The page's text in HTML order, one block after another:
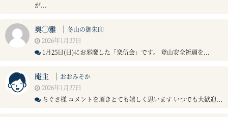
が...
奥◯雅 ｜ 冬山の御朱印
2026年1月27日
1月25日(日)にお邪魔した「楽伍会」です。 登山安全祈願を...
庵主 ｜ おおみそか
2026年1月27日
ちぐさ様 コメントを頂きとても嬉しく思います いつでも大歓迎...